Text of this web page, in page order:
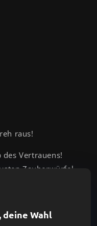
raus!
Vertrauens!
Zauberwürfel
ein großes